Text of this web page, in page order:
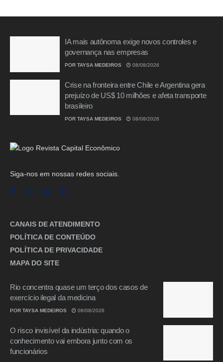
IA mais autônoma exige novos controles e
governança nas empresas
POR TAYSA MEDEIROS 08/08/2026
Crise na fronteira entre Chile e Argentina gera
prejuízo de US$ 10 milhões e afeta transporte
brasileiro
POR TAYSA MEDEIROS 08/08/2026
Siga-nos em nossas redes sociais.
CANAIS DE ATENDIMENTO
POLÍTICA DE CONTEÚDO
POLÍTICA DE PRIVACIDADE
MAPA DO SITE
Rio concentra quase um terço dos casos de
exercício ilegal da medicina
POR TAYSA MEDEIROS 08/08/2026
O risco invisível da indústria: quando o
conhecimento vai embora junto com os
funcionários